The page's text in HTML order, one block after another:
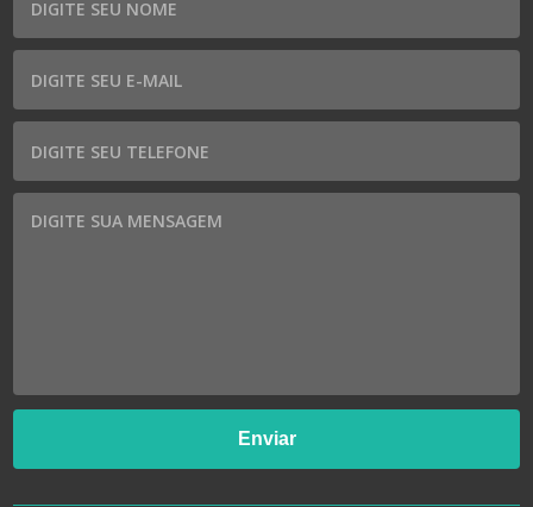
E-mail
Telefone
Mensagem
Enviar